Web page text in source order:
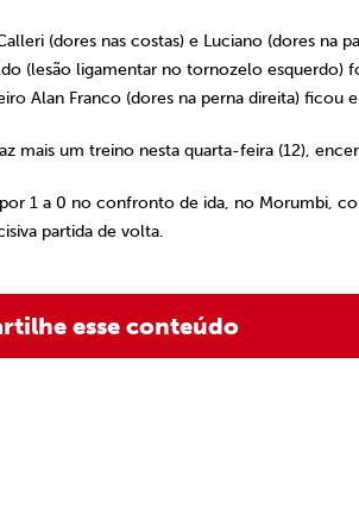
(dores nas costas) e Luciano (dores
(lesão ligamentar no tornozelo esquerdo)
Alan Franco (dores na perna direita) ficou
mais um treino nesta quarta-feira (12),
1 a 0 no confronto de ida, no Morumbi,
partida de volta.
esse conteúdo